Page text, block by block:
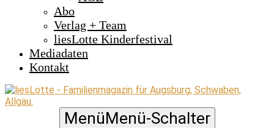
Abo
Verlag + Team
liesLotte Kinderfestival
Mediadaten
Kontakt
MenüMenü-Schalter